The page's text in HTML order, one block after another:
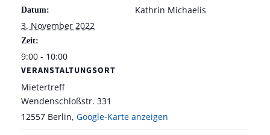
Datum:
3. November 2022
Zeit:
9:00 - 10:00
VERANSTALTUNGSORT
Mietertreff
Wendenschloßstr. 331
12557 Berlin, Google-Karte anzeigen
Kathrin Michaelis